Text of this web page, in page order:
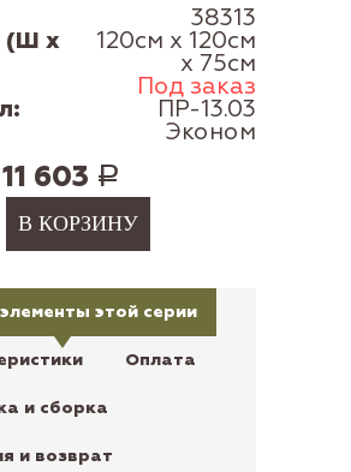
38313
(Ш x 120см x 120см
x 75см
Под заказ
ПР-13.03
Эконом
11 603 Р
этой серии
Оплата
и сборка
и возврат